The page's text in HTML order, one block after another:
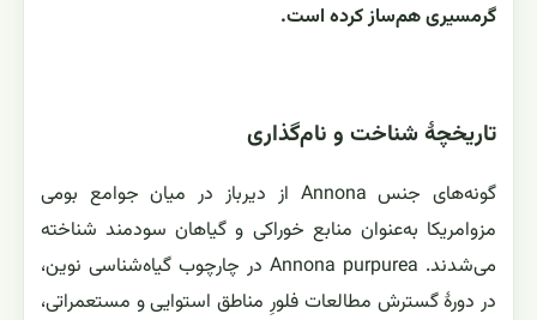
گرمسیری هم‌ساز کرده است.
تاریخچهٔ شناخت و نام‌گذاری
گونه‌های جنس Annona از دیرباز در میان جوامع بومی
مزوامریکا به‌عنوان منابع خوراکی و گیاهان سودمند شناخته
می‌شدند. Annona purpurea در چارچوب گیاه‌شناسی نوین،
در دورهٔ گسترش مطالعات فلورِ مناطق استوایی و مستعمراتی،